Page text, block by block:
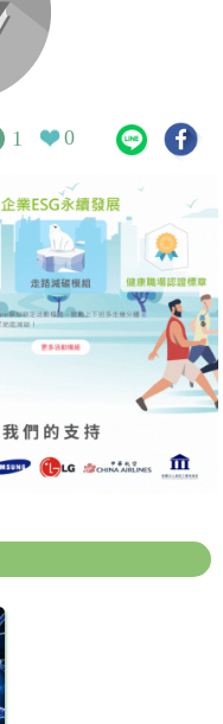
1 0